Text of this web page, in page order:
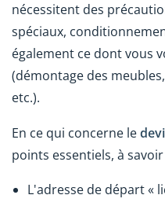
nécessitent des
spéciaux,
également ce dont vous
(démontage des
etc.).
En ce qui concerne le
points essentiels, à savoir
L'adresse de départ «